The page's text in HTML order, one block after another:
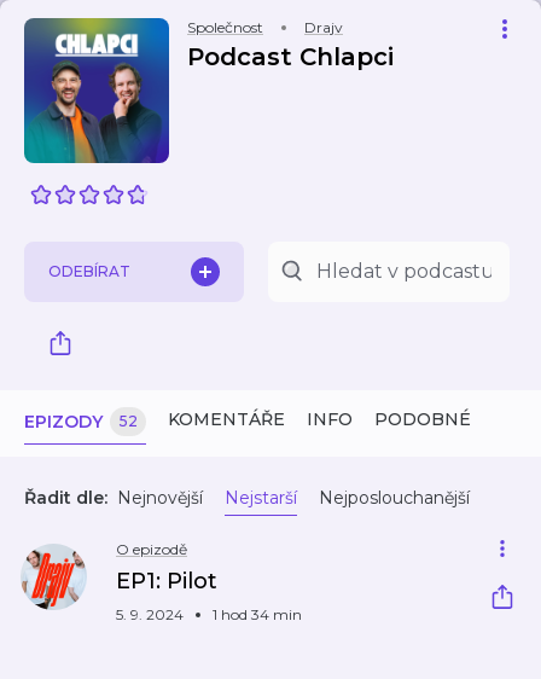
Společnost Drajv
Podcast Chlapci
ODEBÍRAT
EPIZODY 52 KOMENTÁŘE INFO PODOBNÉ
Řadit dle: Nejnovější Nejstarší Nejposlouchanější
O epizodě
EP1: Pilot
5. 9. 2024 1 hod 34 min